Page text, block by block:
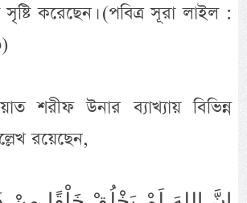
করেছেন। (পবিত্র সূরা লাইল :
শরীফ উনার ব্যাখ্যায় বিভিন্ন
রয়েছেন,